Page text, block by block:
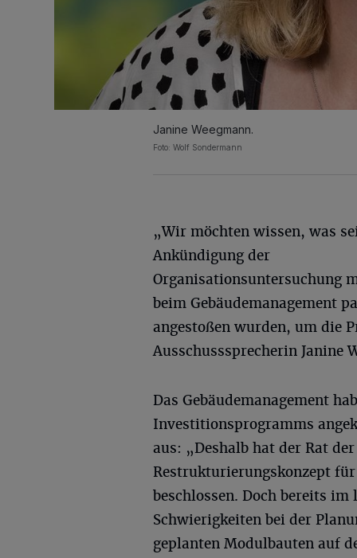
Janine Weegmann.
Foto: Wolf Sondermann
„Wir möchten wissen, was
Ankündigung der
Organisationsuntersuchung
beim Gebäudemanagement
angestoßen wurden, um die
Ausschusssprecherin Janine
Das Gebäudemanagement
Investitionsprogramms
aus: „Deshalb hat der Rat
Restrukturierungskonzept
beschlossen. Doch bereits
Schwierigkeiten bei der
geplanten Modulbauten auf